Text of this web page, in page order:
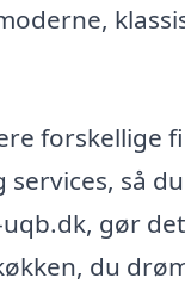
forskellige
så
gør
du